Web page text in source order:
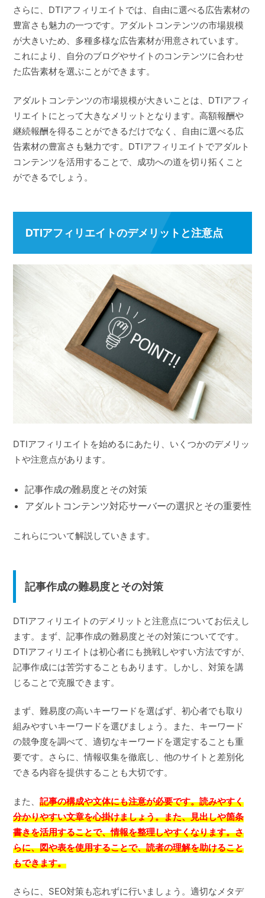
さらに、DTIアフィリエイトでは、自由に選べる広告素材の
豊富さも魅力の一つです。アダルトコンテンツの市場規模
が大きいため、多種多様な広告素材が用意されています。
これにより、自分のブログやサイトのコンテンツに合わせ
た広告素材を選ぶことができます。
アダルトコンテンツの市場規模が大きいことは、DTIアフィ
リエイトにとって大きなメリットとなります。高額報酬や
継続報酬を得ることができるだけでなく、自由に選べる広
告素材の豊富さも魅力です。DTIアフィリエイトでアダルト
コンテンツを活用することで、成功への道を切り拓くこと
ができるでしょう。
DTIアフィリエイトのデメリットと注意点
DTIアフィリエイトを始めるにあたり、いくつかのデメリッ
トや注意点があります。
記事作成の難易度とその対策
アダルトコンテンツ対応サーバーの選択とその重要性
これらについて解説していきます。
記事作成の難易度とその対策
DTIアフィリエイトのデメリットと注意点についてお伝えし
ます。まず、記事作成の難易度とその対策についてです。
DTIアフィリエイトは初心者にも挑戦しやすい方法ですが、
記事作成には苦労することもあります。しかし、対策を講
じることで克服できます。
まず、難易度の高いキーワードを選ばず、初心者でも取り
組みやすいキーワードを選びましょう。また、キーワード
の競争度を調べて、適切なキーワードを選定することも重
要です。さらに、情報収集を徹底し、他のサイトと差別化
できる内容を提供することも大切です。
また、記事の構成や文体にも注意が必要です。読みやすく
分かりやすい文章を心掛けましょう。また、見出しや箇条
書きを活用することで、情報を整理しやすくなります。さ
らに、図や表を使用することで、読者の理解を助けること
もできます。
さらに、SEO対策も忘れずに行いましょう。適切なメタデ